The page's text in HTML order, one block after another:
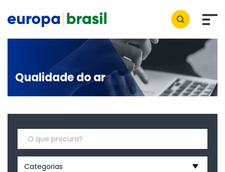
Qualidade do ar
Categorias